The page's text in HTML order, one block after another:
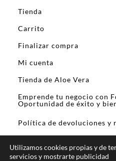
Tienda
Carrito
Finalizar compra
Mi cuenta
Tienda de Aloe Vera
Emprende tu negocio con
Oportunidad de éxito y
Política de devoluciones y
Utilizamos cookies propias y de
servicios y mostrarte publicidad